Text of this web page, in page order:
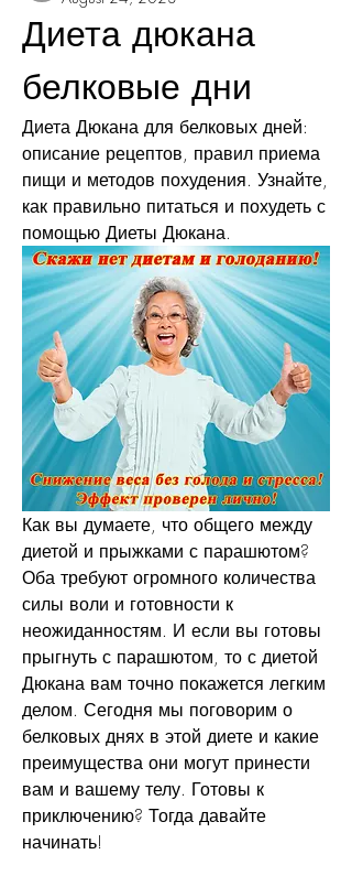
Диета дюкана
белковые дни
Диета Дюкана для белковых дней:
описание рецептов, правил приема
пищи и методов похудения. Узнайте,
как правильно питаться и похудеть с
помощью Диеты Дюкана.
Как вы думаете, что общего между
диетой и прыжками с парашютом?
Оба требуют огромного количества
силы воли и готовности к
неожиданностям. И если вы готовы
прыгнуть с парашютом, то с диетой
Дюкана вам точно покажется легким
делом. Сегодня мы поговорим о
белковых днях в этой диете и какие
преимущества они могут принести
вам и вашему телу. Готовы к
приключению? Тогда давайте
начинать!